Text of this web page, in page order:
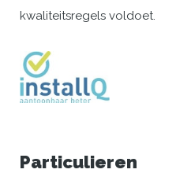
kwaliteitsregels voldoet.
Particulieren